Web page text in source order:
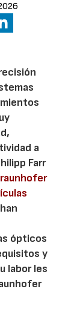
a
Farr
ópticos
y
labor les